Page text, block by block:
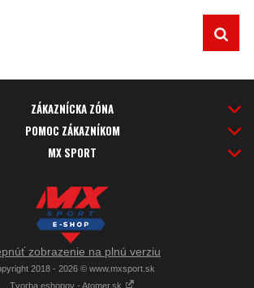
ZÁKAZNÍCKA ZÓNA
POMOC ZÁKAZNÍKOM
MX SPORT
zobrazenie na plnú verziu
2018 - 2026 © www.mxsport.sk
Tvorba eshopov - Atomer.sk